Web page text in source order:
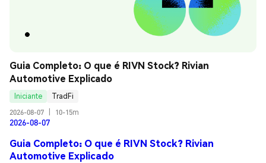
Guia Completo: O que é RIVN Stock? Rivian
Automotive Explicado
Iniciante
TradFi
2026-08-07
10-15m
2026-08-07
Guia Completo: O que é RIVN Stock? Rivian
Automotive Explicado